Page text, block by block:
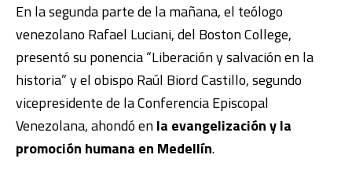
En la segunda parte de la mañana, el teólogo
venezolano Rafael Luciani, del Boston College,
presentó su ponencia “Liberación y salvación en la
historia” y el obispo Raúl Biord Castillo, segundo
vicepresidente de la Conferencia Episcopal
Venezolana, ahondó enla evangelización y la
promoción humana en Medellín.